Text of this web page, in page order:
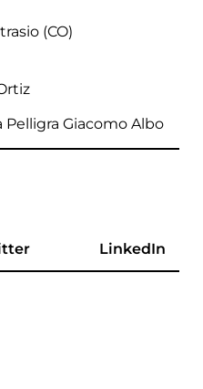
(CO)
Giacomo Albo
LinkedIn